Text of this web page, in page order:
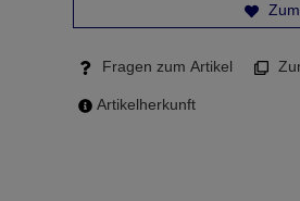
Fragen zum Artikel
Artikelherkunft